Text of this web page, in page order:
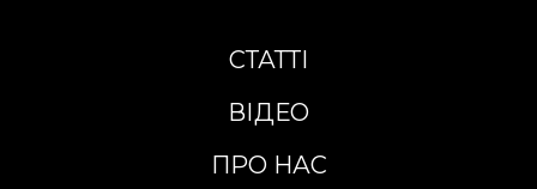
СТАТТІ
ВІДЕО
ПРО НАС